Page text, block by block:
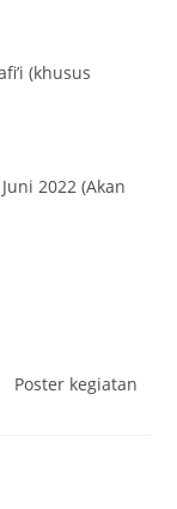
(khusus
2022 (Akan
Poster kegiatan